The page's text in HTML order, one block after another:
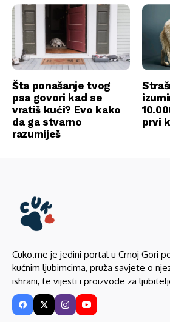
Šta ponašanje tvog
psa govori kad se
vratiš kući? Evo kako
da ga stvarno
razumiješ
prvi
Cuko.me je jedini portal u Crnoj Gori
kućnim ljubimcima, pruža savjete o
ishrani, te vijesti i proizvode za